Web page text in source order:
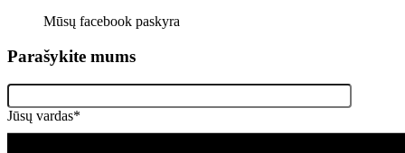
Mūsų facebook paskyra
Parašykite mums
Jūsų vardas*